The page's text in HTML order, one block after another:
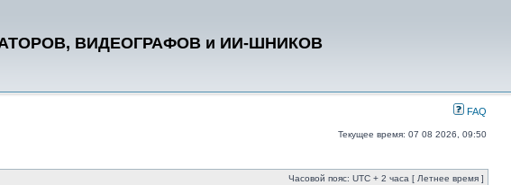
ВИДЕОГРАФОВ и ИИ-ШНИКОВ
FAQ
Текущее время: 07 08 2026, 09:50
Часовой пояс: UTC + 2 часа [ Летнее время ]